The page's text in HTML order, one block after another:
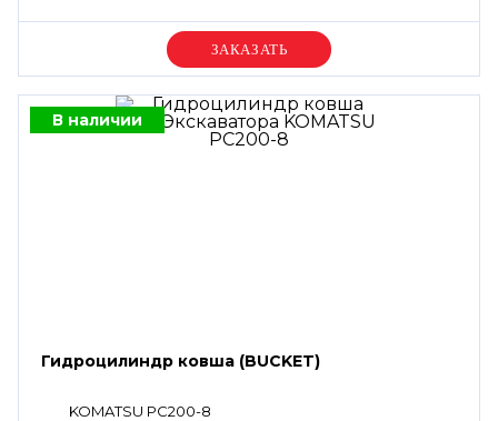
Уточняйте цену
В наличии
Гидроцилиндр ковша (BUCKET)
KOMATSU PC200-8